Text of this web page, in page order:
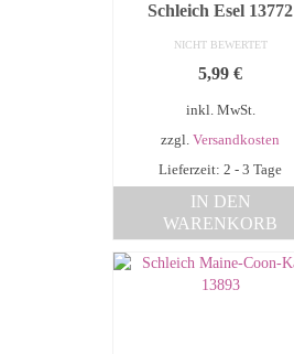
Schleich Esel 13772
NICHT BEWERTET
5,99€
inkl. MwSt.
zzgl.Versandkosten
Lieferzeit: 2 - 3 Tage
IN DEN
WARENKORB